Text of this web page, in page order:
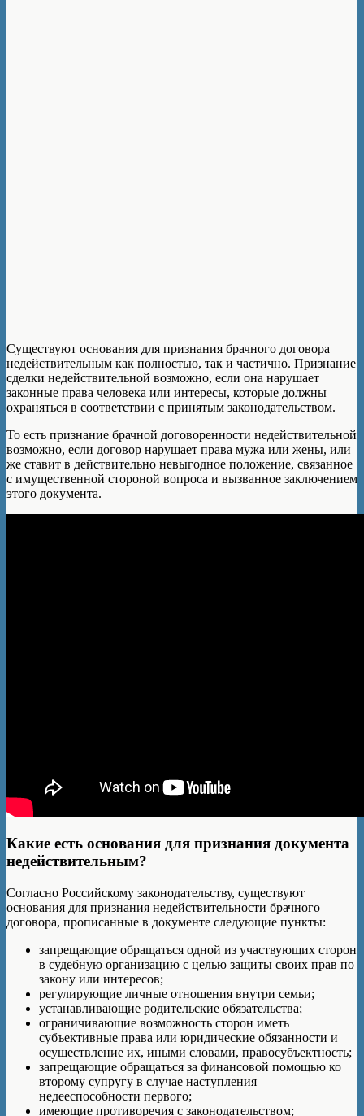
Существуют основания для признания брачного договора
недействительным как полностью, так и частично. Признание
сделки недействительной возможно, если она нарушает
законные права человека или интересы, которые должны
охраняться в соответствии с принятым законодательством.
То есть признание брачной договоренности недействительной
возможно, если договор нарушает права мужа или жены, или
же ставит в действительно невыгодное положение, связанное
с имущественной стороной вопроса и вызванное заключением
этого документа.
Какие есть основания для признания документа
недействительным?
Согласно Российскому законодательству, существуют
основания для признания недействительности брачного
договора, прописанные в документе следующие пункты:
запрещающие обращаться одной из участвующих сторон
в судебную организацию с целью защиты своих прав по
закону или интересов;
регулирующие личные отношения внутри семьи;
устанавливающие родительские обязательства;
ограничивающие возможность сторон иметь
субъективные права или юридические обязанности и
осуществление их, иными словами, правосубъектность;
запрещающие обращаться за финансовой помощью ко
второму супругу в случае наступления
недееспособности первого;
имеющие противоречия с законодательством;